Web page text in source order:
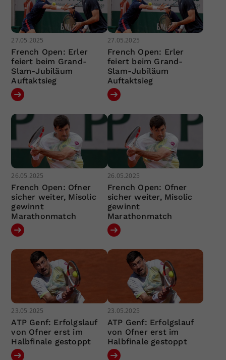
27.05.2025
French Open: Erler
feiert beim Grand-
Slam-Jubiläum
Auftaktsieg
27.05.2025
French Open: Erler
feiert beim Grand-
Slam-Jubiläum
Auftaktsieg
26.05.2025
French Open: Ofner
sicher weiter, Misolic
gewinnt
Marathonmatch
26.05.2025
French Open: Ofner
sicher weiter, Misolic
gewinnt
Marathonmatch
23.05.2025
ATP Genf: Erfolgslauf
von Ofner erst im
Halbfinale gestoppt
23.05.2025
ATP Genf: Erfolgslauf
von Ofner erst im
Halbfinale gestoppt